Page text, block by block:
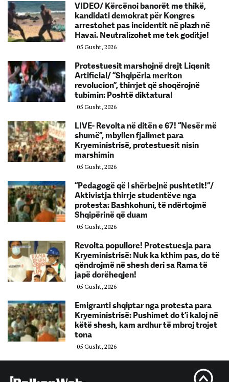
VIDEO/ Kërcënoi banorët me thikë,
kandidati demokrat për Kongres
arrestohet pas incidentit në plazh në
Havai. Neutralizohet me tek goditje!
05 Gusht, 2026
Protestuesit marshojnë drejt Liqenit
Artificial/ “Shqipëria meriton
revolucion”, thirrjet që shoqërojnë
tubimin: Poshtë diktatura!
05 Gusht, 2026
LIVE- Revolta në ditën e 67! “Nesër më
shumë”, mbyllen fjalimet para
Kryeministrisë, protestuesit nisin
marshimin
05 Gusht, 2026
“Pedagogë që i shërbejnë pushtetit!”/
Aktivistja thirrje studentëve nga
protesta: Bashkohuni, të ndërtojmë
Shqipërinë që duam
05 Gusht, 2026
Revolta popullore! Protestuesja para
Kryeministrisë: Nuk ka kthim pas, do të
qëndrojmë në shesh deri sa Rama të
japë dorëheqjen!
05 Gusht, 2026
Emigranti shqiptar nga protesta para
Kryeministrisë: Pushimet do t’i kaloj në
këtë shesh, kam ardhur të mbroj trojet
tona
05 Gusht, 2026